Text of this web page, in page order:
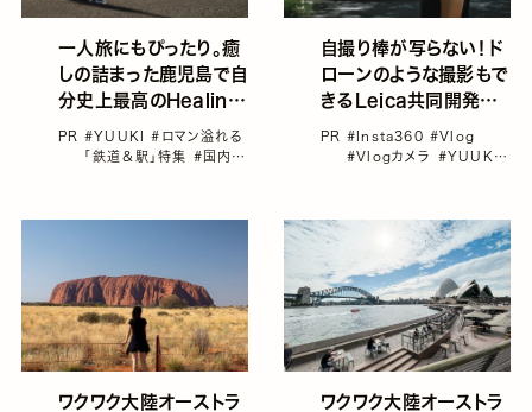
一人旅にもぴったり。癒
しの詰まった鹿児島で自
分史上最高のHealing
Tripを
PR #YUUKI#ロマン溢れる
「鉄道＆駅」特集 #国内旅
鉄道旅
自撮り棒が写らない！ド
ローンのような撮影もで
きるLeica共同開発の
「Insta360 ONE RS
1インチ 360度版」をレ
PR #Insta360 #Vlog
#Vlogカメラ #YUUKI
カメラ
ワクワク大陸オーストラ
ワクワク大陸オーストラ